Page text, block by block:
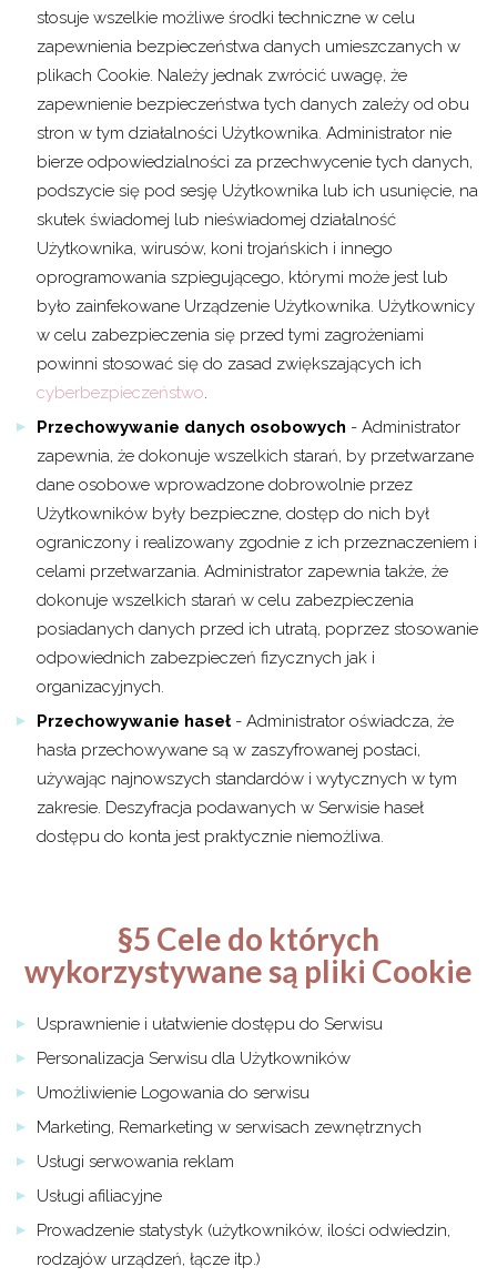
stosuje wszelkie możliwe środki techniczne w celu
zapewnienia bezpieczeństwa danych umieszczanych w
plikach Cookie. Należy jednak zwrócić uwagę, że
zapewnienie bezpieczeństwa tych danych zależy od obu
stron w tym działalności Użytkownika. Administrator nie
bierze odpowiedzialności za przechwycenie tych danych,
podszycie się pod sesję Użytkownika lub ich usunięcie, na
skutek świadomej lub nieświadomej działalność
Użytkownika, wirusów, koni trojańskich i innego
oprogramowania szpiegującego, którymi może jest lub
było zainfekowane Urządzenie Użytkownika. Użytkownicy
w celu zabezpieczenia się przed tymi zagrożeniami
powinni stosować się do zasad zwiększających ich
cyberbezpieczeństwo.
Przechowywanie danych osobowych - Administrator
zapewnia, że dokonuje wszelkich starań, by przetwarzane
dane osobowe wprowadzone dobrowolnie przez
Użytkowników były bezpieczne, dostęp do nich był
ograniczony i realizowany zgodnie z ich przeznaczeniem i
celami przetwarzania. Administrator zapewnia także, że
dokonuje wszelkich starań w celu zabezpieczenia
posiadanych danych przed ich utratą, poprzez stosowanie
odpowiednich zabezpieczeń fizycznych jak i
organizacyjnych.
Przechowywanie haseł - Administrator oświadcza, że
hasła przechowywane są w zaszyfrowanej postaci,
używając najnowszych standardów i wytycznych w tym
zakresie. Deszyfracja podawanych w Serwisie haseł
dostępu do konta jest praktycznie niemożliwa.
§5 Cele do których
wykorzystywane są pliki Cookie
Usprawnienie i ułatwienie dostępu do Serwisu
Personalizacja Serwisu dla Użytkowników
Umożliwienie Logowania do serwisu
Marketing, Remarketing w serwisach zewnętrznych
Usługi serwowania reklam
Usługi afiliacyjne
Prowadzenie statystyk (użytkowników, ilości odwiedzin,
rodzajów urządzeń, łącze itp.)